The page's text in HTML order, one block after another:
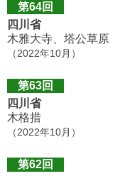
第64回
四川省
木雅大寺、塔公草原
（2022年10月）
第63回
四川省
木格措
（2022年10月）
第62回